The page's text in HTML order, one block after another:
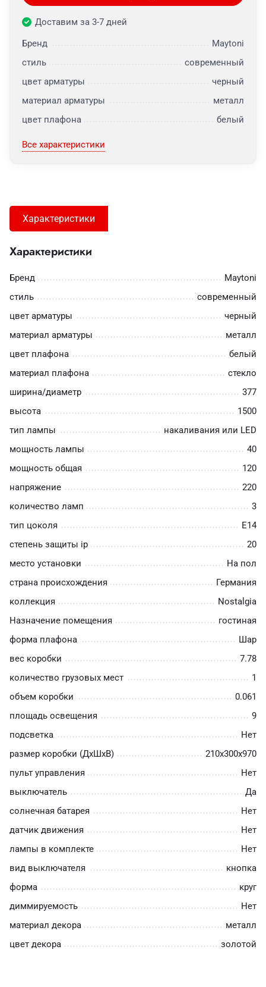
Доставим за 3-7 дней
Бренд
Maytoni
стиль
современный
цвет арматуры
черный
материал арматуры
металл
цвет плафона
белый
Все характеристики
Характеристики
Характеристики
Бренд
Maytoni
стиль
современный
цвет арматуры
черный
материал арматуры
металл
цвет плафона
белый
материал плафона
стекло
ширина/диаметр
377
высота
1500
тип лампы
накаливания или LED
мощность лампы
40
мощность общая
120
напряжение
220
количество ламп
3
тип цоколя
E14
степень защиты ip
20
место установки
На пол
страна происхождения
Германия
коллекция
Nostalgia
Назначение помещения
гостиная
форма плафона
Шар
вес коробки
7.78
количество грузовых мест
1
объем коробки
0.061
площадь освещения
9
подсветка
Нет
размер коробки (ДхШхВ)
210х300х970
пульт управления
Нет
выключатель
Да
солнечная батарея
Нет
датчик движения
Нет
лампы в комплекте
Нет
вид выключателя
кнопка
форма
круг
диммируемость
Нет
материал декора
металл
цвет декора
золотой